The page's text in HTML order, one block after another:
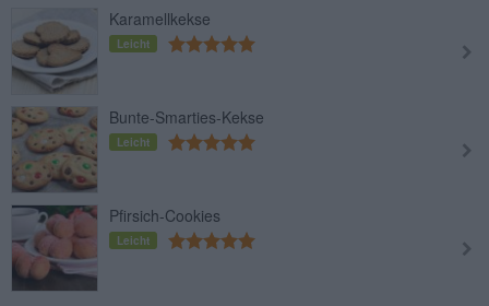
Karamellkekse
Leicht
Bunte-Smarties-Kekse
Leicht
Pfirsich-Cookies
Leicht